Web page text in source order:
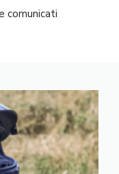
comunicati